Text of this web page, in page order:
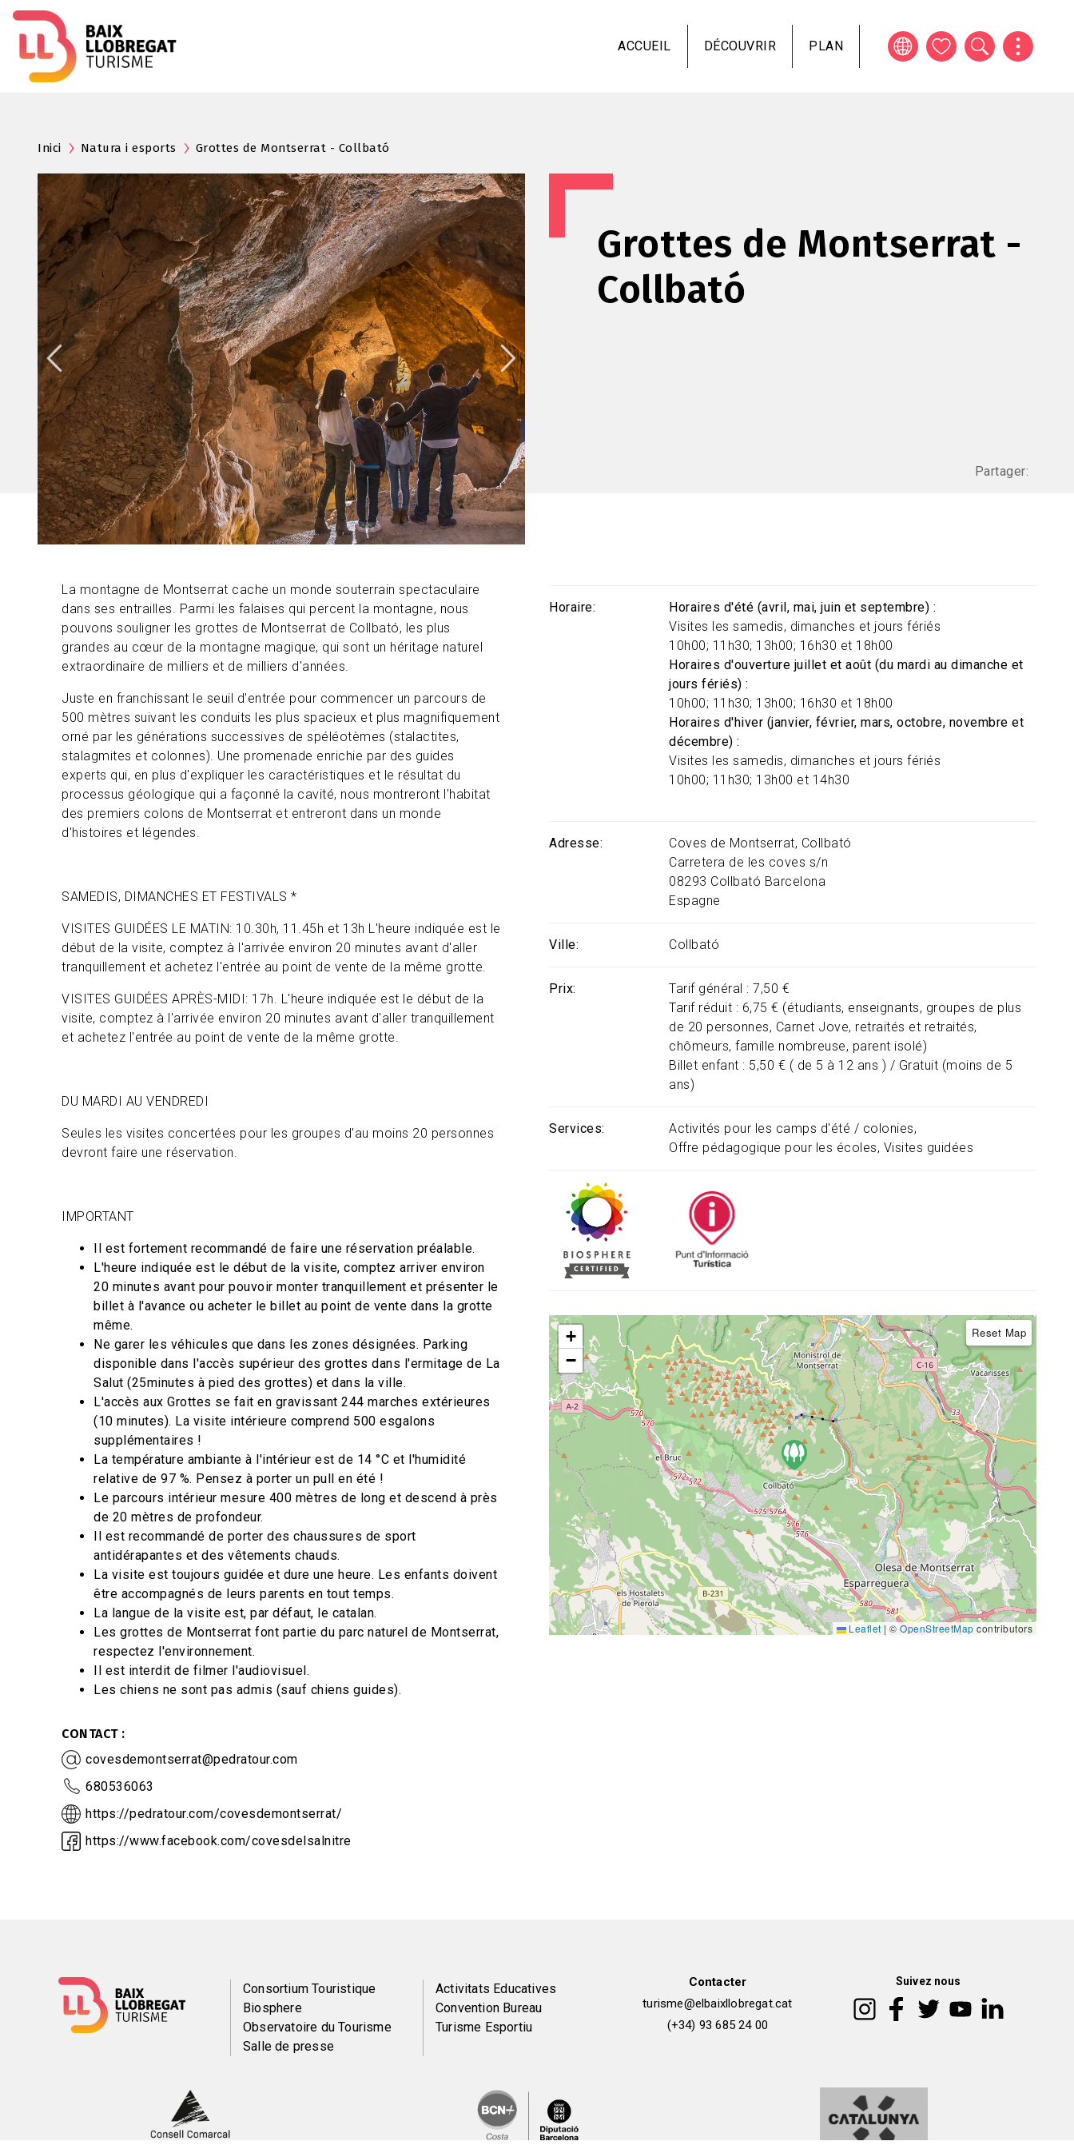
ACCUEIL DÉCOUVRIR PLAN
Inici Natura i esports Grottes de Montserrat - Collbató
Grottes de Montserrat -
Collbató
Partager:
La montagne de Montserrat cache un monde souterrain spectaculaire
dans ses entrailles. Parmi les falaises qui percent la montagne, nous
pouvons souligner les grottes de Montserrat de Collbató, les plus
grandes au cœur de la montagne magique, qui sont un héritage naturel
extraordinaire de milliers et de milliers d'années.
Juste en franchissant le seuil d'entrée pour commencer un parcours de
500 mètres suivant les conduits les plus spacieux et plus magnifiquement
orné par les générations successives de spéléotèmes (stalactites,
stalagmites et colonnes). Une promenade enrichie par des guides
experts qui, en plus d'expliquer les caractéristiques et le résultat du
processus géologique qui a façonné la cavité, nous montreront l'habitat
des premiers colons de Montserrat et entreront dans un monde
d'histoires et légendes.
SAMEDIS, DIMANCHES ET FESTIVALS *
VISITES GUIDÉES LE MATIN: 10.30h, 11.45h et 13h L'heure indiquée est le
début de la visite, comptez à l'arrivée environ 20 minutes avant d'aller
tranquillement et achetez l'entrée au point de vente de la même grotte.
VISITES GUIDÉES APRÈS-MIDI: 17h. L'heure indiquée est le début de la
visite, comptez à l'arrivée environ 20 minutes avant d'aller tranquillement
et achetez l'entrée au point de vente de la même grotte.
DU MARDI AU VENDREDI
Seules les visites concertées pour les groupes d'au moins 20 personnes
devront faire une réservation.
IMPORTANT
Il est fortement recommandé de faire une réservation préalable.
L'heure indiquée est le début de la visite, comptez arriver environ
20 minutes avant pour pouvoir monter tranquillement et présenter le
billet à l'avance ou acheter le billet au point de vente dans la grotte
même.
Ne garer les véhicules que dans les zones désignées. Parking
disponible dans l'accès supérieur des grottes dans l'ermitage de La
Salut (25minutes à pied des grottes) et dans la ville.
L'accès aux Grottes se fait en gravissant 244 marches extérieures
(10 minutes). La visite intérieure comprend 500 esgalons
supplémentaires !
La température ambiante à l'intérieur est de 14 °C et l'humidité
relative de 97 %. Pensez à porter un pull en été !
Le parcours intérieur mesure 400 mètres de long et descend à près
de 20 mètres de profondeur.
Il est recommandé de porter des chaussures de sport
antidérapantes et des vêtements chauds.
La visite est toujours guidée et dure une heure. Les enfants doivent
être accompagnés de leurs parents en tout temps.
La langue de la visite est, par défaut, le catalan.
Les grottes de Montserrat font partie du parc naturel de Montserrat,
respectez l'environnement.
Il est interdit de filmer l'audiovisuel.
Les chiens ne sont pas admis (sauf chiens guides).
CONTACT
covesdemontserrat@pedratour.com
680536063
https://pedratour.com/covesdemontserrat/
https://www.facebook.com/covesdelsalnitre
Horaire
Horaires d'été (avril, mai, juin et septembre) :
Visites les samedis, dimanches et jours fériés
10h00; 11h30; 13h00; 16h30 et 18h00
Horaires d'ouverture juillet et août (du mardi au dimanche et
jours fériés) :
10h00; 11h30; 13h00; 16h30 et 18h00
Horaires d'hiver (janvier, février, mars, octobre, novembre et
décembre) :
Visites les samedis, dimanches et jours fériés
10h00; 11h30; 13h00 et 14h30
Adresse
Coves de Montserrat, Collbató
Carretera de les coves s/n
08293 Collbató Barcelona
Espagne
Ville Collbató
Prix
Tarif général : 7,50 €
Tarif réduit : 6,75 € (étudiants, enseignants, groupes de plus
de 20 personnes, Carnet Jove, retraités et retraités,
chômeurs, famille nombreuse, parent isolé)
Billet enfant : 5,50 € ( de 5 à 12 ans ) / Gratuit (moins de 5
ans)
Services
Activités pour les camps d'été / colonies
Offre pédagogique pour les écoles Visites guidées
+
−
Reset Map
Leaflet | ©OpenStreetMap contributors
Menú
del
Consortium Touristique
Biosphere
Observatoire du Tourisme
Salle de presse
Peu
de
Activitats Educatives
Convention Bureau
Turisme Esportiu
Contacter
turisme@elbaixllobregat.cat
(+34) 93 685 24 00
Suivez nous